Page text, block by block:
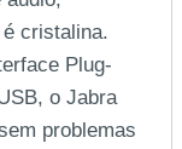
cristalina.
Plug-
o Jabra
problemas